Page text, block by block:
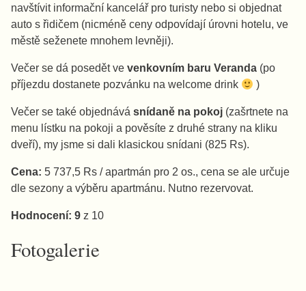
navštívit informační kancelář pro turisty nebo si objednat
auto s řidičem (nicméně ceny odpovídají úrovni hotelu, ve
městě seženete mnohem levněji).
Večer se dá posedět ve venkovním baru Veranda (po
příjezdu dostanete pozvánku na welcome drink
)
Večer se také objednává snídaně na pokoj (zašrtnete na
menu lístku na pokoji a pověsíte z druhé strany na kliku
dveří), my jsme si dali klasickou snídani (825 Rs).
Cena: 5 737,5 Rs / apartmán pro 2 os., cena se ale určuje
dle sezony a výběru apartmánu. Nutno rezervovat.
Hodnocení: 9 z 10
Fotogalerie